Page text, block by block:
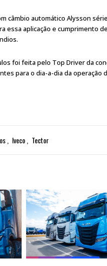
câmbio automático Alysson
essa aplicação e cumprimento
foi feita pelo Top Driver da
para o dia-a-dia da operação
Iveco Tector